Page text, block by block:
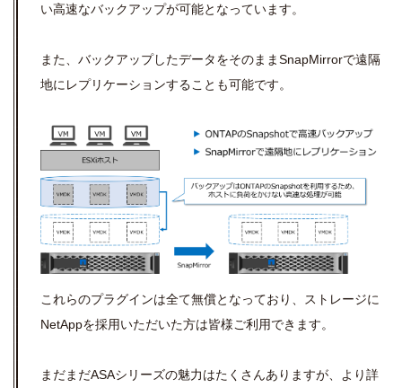
い高速なバックアップが可能となっています。
また、バックアップしたデータをそのままSnapMirrorで遠隔
地にレプリケーションすることも可能です。
これらのプラグインは全て無償となっており、ストレージに
NetAppを採用いただいた方は皆様ご利用できます。
まだまだASAシリーズの魅力はたくさんありますが、より詳